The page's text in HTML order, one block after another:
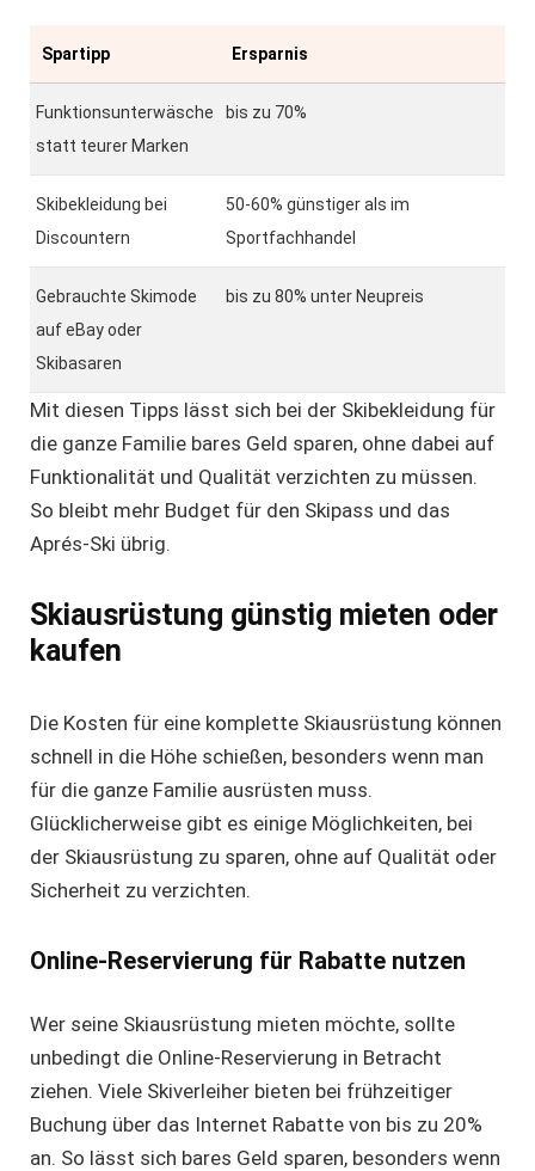
Spartipp Ersparnis
Funktionsunterwäsche
statt teurer Marken
bis zu 70%
Skibekleidung bei
Discountern
50-60% günstiger als im
Sportfachhandel
Gebrauchte Skimode
auf eBay oder
Skibasaren
bis zu 80% unter Neupreis
Mit diesen Tipps lässt sich bei der Skibekleidung für
die ganze Familie bares Geld sparen, ohne dabei auf
Funktionalität und Qualität verzichten zu müssen.
So bleibt mehr Budget für den Skipass und das
Aprés-Ski übrig.
Skiausrüstung günstig mieten oder
kaufen
Die Kosten für eine komplette Skiausrüstung können
schnell in die Höhe schießen, besonders wenn man
für die ganze Familie ausrüsten muss.
Glücklicherweise gibt es einige Möglichkeiten, bei
der Skiausrüstung zu sparen, ohne auf Qualität oder
Sicherheit zu verzichten.
Online-Reservierung für Rabatte nutzen
Wer seine Skiausrüstung mieten möchte, sollte
unbedingt die Online-Reservierung in Betracht
ziehen. Viele Skiverleiher bieten bei frühzeitiger
Buchung über das Internet Rabatte von bis zu 20%
an. So lässt sich bares Geld sparen, besonders wenn